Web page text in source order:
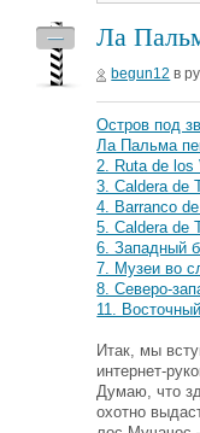
Ла
begun12 в
Остров под
Ла Пальма
2. Ruta de los
3. Caldera de
4. Barranco
5. Caldera de
6. Западный
7. Музеи во
8. Северо-
11.
Итак, мы
интернет-
Думаю, что
охотно
—